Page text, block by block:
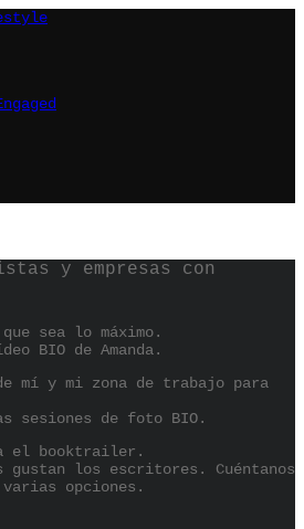
y empresas con
sea lo máximo.
BIO de Amanda.
mí y mi zona de trabajo para
sesiones de foto BIO.
el booktrailer.
gustan los escritores. Cuéntanos
varias opciones.